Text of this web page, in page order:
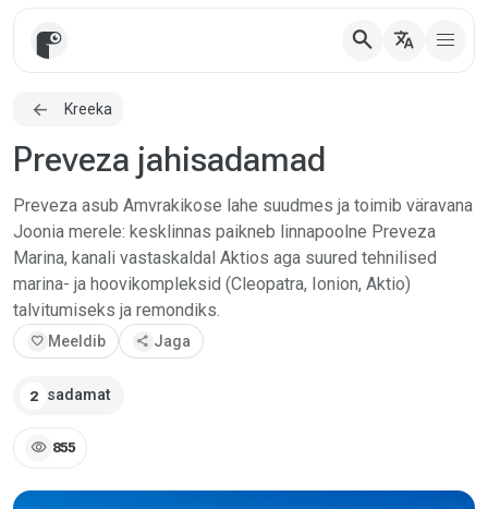
search translate
Kreeka
Preveza jahisadamad
Preveza asub Amvrakikose lahe suudmes ja toimib väravana
Joonia merele: kesklinnas paikneb linnapoolne Preveza
Marina, kanali vastaskaldal Aktios aga suured tehnilised
marina- ja hoovikompleksid (Cleopatra, Ionion, Aktio)
talvitumiseks ja remondiks.
favorite Meeldib share Jaga
2 sadamat
visibility 855